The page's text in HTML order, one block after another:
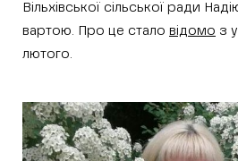
Вільхівської сільської ради
вартою. Про це стало відомо з
лютого.